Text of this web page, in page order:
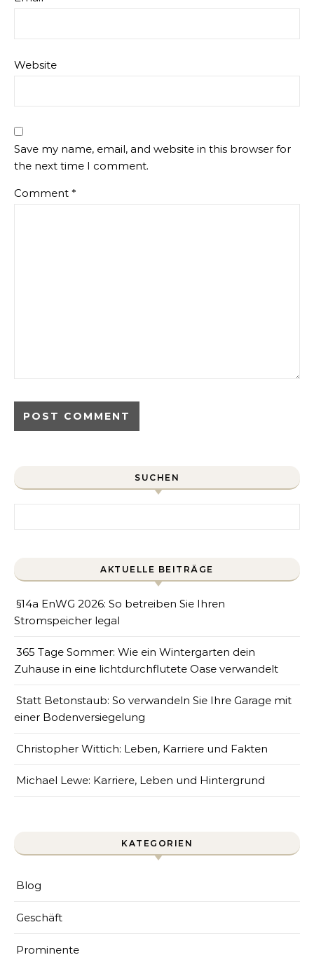
Website
Save my name, email, and website in this browser for
the next time I comment.
Comment *
SUCHEN
AKTUELLE BEITRÄGE
§14a EnWG 2026: So betreiben Sie Ihren
Stromspeicher legal
365 Tage Sommer: Wie ein Wintergarten dein
Zuhause in eine lichtdurchflutete Oase verwandelt
Statt Betonstaub: So verwandeln Sie Ihre Garage mit
einer Bodenversiegelung
Christopher Wittich: Leben, Karriere und Fakten
Michael Lewe: Karriere, Leben und Hintergrund
KATEGORIEN
Blog
Geschäft
Prominente